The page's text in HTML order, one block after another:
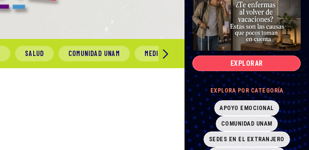
EXPLORAR
EXPLORA POR CATEGORÍA
APOYO EMOCIONAL
COMUNIDAD UNAM
SEDES EN EL EXTRANJERO
SALUD COMUNIDAD UNAM MEDIO AMBIENTE GÉNERO Y SEXUALIDAD